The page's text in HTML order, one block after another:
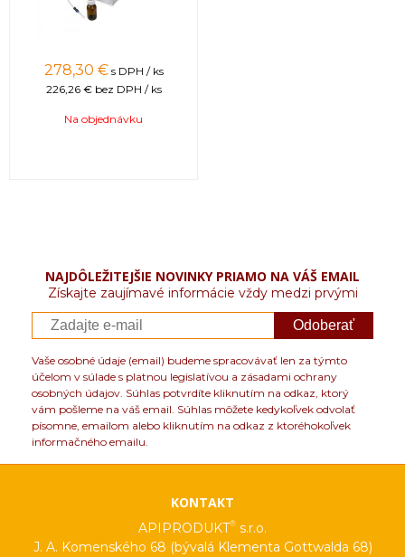
278,30 € s DPH / ks
226,26 € bez DPH / ks
Na objednávku
NAJDÔLEŽITEJŠIE NOVINKY PRIAMO NA VÁŠ EMAIL
Získajte zaujímavé informácie vždy medzi prvými
Odoberať
Vaše osobné údaje (email) budeme spracovávať len za týmto
účelom v súlade s platnou legislatívou a zásadami ochrany
osobných údajov. Súhlas potvrdíte kliknutím na odkaz, ktorý
vám pošleme na váš email. Súhlas môžete kedykoľvek odvolať
písomne, emailom alebo kliknutím na odkaz z ktoréhokoľvek
informačného emailu.
KONTAKT
APIPRODUKT® s.r.o.
J. A. Komenského 68 (bývalá Klementa Gottwalda 68)